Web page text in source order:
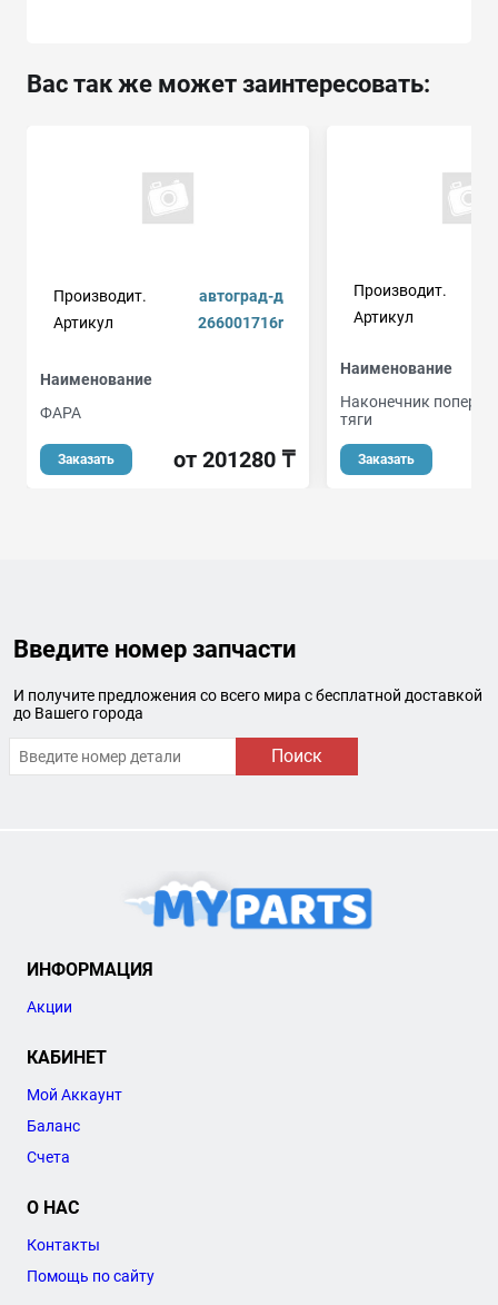
Вас так же может заинтересовать:
Производит.
автоград-д
Артикул
266001716r
Наименование
ФAPA
Заказать от 201280 ₸
Производит.
Артикул
Наименование
Наконечник
тяги
Заказать
Введите номер запчасти
И получите предложения со всего мира с бесплатной доставкой
до Вашего города
Поиск
ИНФОРМАЦИЯ
Акции
КАБИНЕТ
Мой Аккаунт
Баланс
Счета
О НАС
Контакты
Помощь по сайту